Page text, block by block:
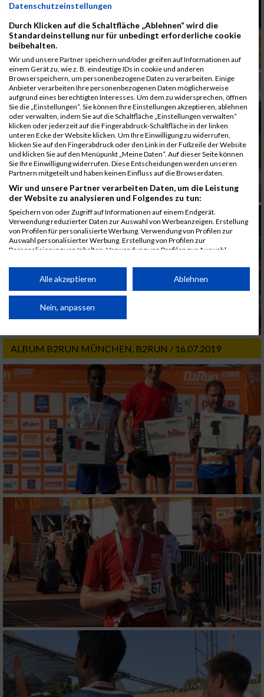
ALBUM B2RUN MÜNCHEN, B2RUN / 16.07.2019
Datenschutzeinstellungen
Durch Klicken auf die Schaltfläche „Ablehnen“ wird die
Standardeinstellung nur für unbedingt erforderliche cookie
beibehalten.
Wir und unsere Partner speichern und/oder greifen auf Informationen auf
einem Gerät zu, wie z. B. eindeutige IDs in cookie und anderen
Browserspeichern, um personenbezogene Daten zu verarbeiten. Einige
Anbieter verarbeiten Ihre personenbezogenen Daten möglicherweise
aufgrund eines berechtigten Interesses. Um dem zu widersprechen, öffnen
Sie die „Einstellungen“. Sie können Ihre Einstellungen akzeptieren, ablehnen
oder verwalten, indem Sie auf die Schaltfläche „Einstellungen verwalten“
klicken oder jederzeit auf die Fingerabdruck-Schaltfläche in der linken
unteren Ecke der Website klicken. Um Ihre Einwilligung zu widerrufen,
klicken Sie auf den Fingerabdruck oder den Link in der Fußzeile der Website
und klicken Sie auf den Menüpunkt „Meine Daten“. Auf dieser Seite können
Sie Ihre Einwilligung widerrufen. Diese Entscheidungen werden unseren
Partnern mitgeteilt und haben keinen Einfluss auf die Browserdaten.
Wir und unsere Partner verarbeiten Daten, um die Leistung
der Website zu analysieren und Folgendes zu tun:
Speichern von oder Zugriff auf Informationen auf einem Endgerät.
Verwendung reduzierter Daten zur Auswahl von Werbeanzeigen. Erstellung
von Profilen für personalisierte Werbung. Verwendung von Profilen zur
Auswahl personalisierter Werbung. Erstellung von Profilen zur
Personalisierung von Inhalten. Verwendung von Profilen zur Auswahl
Performance von Inhalten. Analyse von Zielgruppen durch Statistiken oder
Kombinationen von Daten aus verschiedenen Quellen. Entwicklung und
von Inhalten.
Daten können außerhalb der Europäischen Union weitergegeben und in die
Website/App.
Partnerliste anzeigen (1 IAB-Anbieter)
Wir nutzen Ihre Daten für folgende Zwecke:
IAB-Verarbeitungszwecke:
Speichern von oder Zugriff auf Informationen
auf einem Endgerät
Verwendung reduzierter Daten zur Auswahl
von Werbeanzeigen
Erstellung von Profilen für personalisierte
Werbung
Verwendung von Profilen zur Auswahl
personalisierter Werbung
Erstellung von Profilen zur Personalisierung
von Inhalten
Verwendung von Profilen zur Auswahl
personalisierter Inhalte
Messung der Werbeleistung
Messung der Performance von Inhalten
Alle akzeptieren Ablehnen
Nein, anpassen